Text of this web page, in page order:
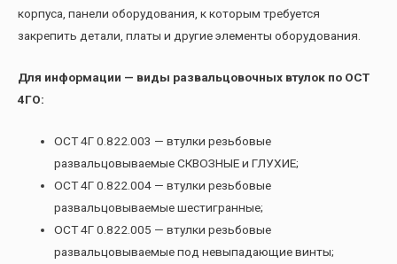
корпуса, панели оборудования, к которым требуется
закрепить детали, платы и другие элементы оборудования.
Для информации — виды развальцовочных втулок по ОСТ
4ГО:
ОСТ 4Г 0.822.003 — втулки резьбовые
развальцовываемые СКВОЗНЫЕ и ГЛУХИЕ;
ОСТ 4Г 0.822.004 — втулки резьбовые
развальцовываемые шестигранные;
ОСТ 4Г 0.822.005 — втулки резьбовые
развальцовываемые под невыпадающие винты;